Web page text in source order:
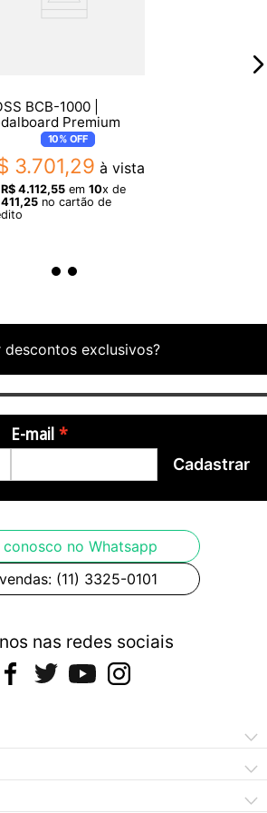
BCB-1000 |
Premium
10%OFF
3.701,29 à vista
R$ 4.112,55 em 10x de
411,25 no cartão de
descontos exclusivos?
E-mail
Cadastrar
conosco no Whatsapp
(11) 3325-0101
nas redes sociais